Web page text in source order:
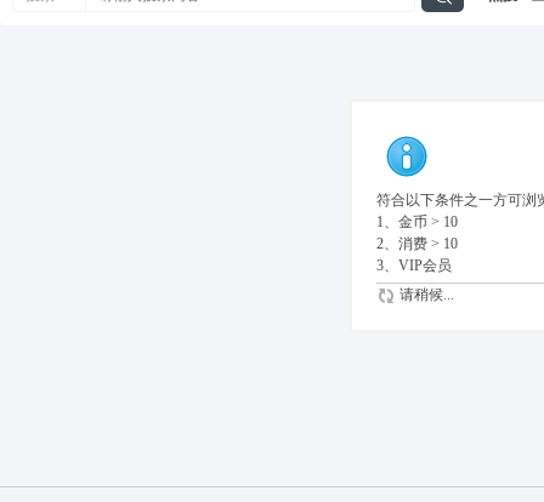
符合以下条件之一方可浏
1、金币 > 10
2、消费 > 10
3、VIP会员
请稍候...